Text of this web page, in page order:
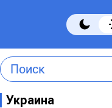
Поиск
Украина